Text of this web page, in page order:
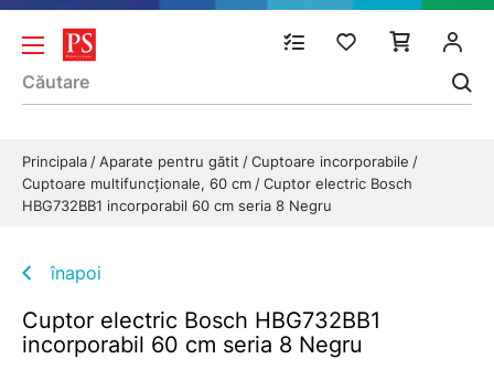
Principala Aparate pentru gătit
Cuptoare incorporabile
Cuptoare multifuncționale, 60 cm
Cuptor electric Bosch
HBG732BB1 incorporabil 60 cm seria 8 Negru
înapoi
Cuptor electric Bosch HBG732BB1
incorporabil 60 cm seria 8 Negru